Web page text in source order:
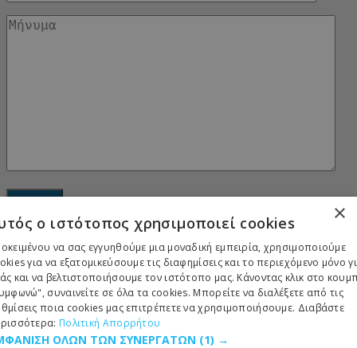
Login to Esolnet Hellas
Login Lost Password?
Reset Password
Enter the username or e-mail you used in your profile. A password reset link
×
ο ιστότοπος χρησιμοποιεί cookies
να σας εγγυηθούμε μια μοναδική εμπειρία, χρησιμοποιούμε
για να εξατομικεύσουμε τις διαφημίσεις και το περιεχόμενο μόνο
και να βελτιστοποιήσουμε τον ιστότοπο μας. Κάνοντας κλικ στο
συναινείτε σε όλα τα cookies. Μπορείτε να διαλέξετε από τις
ποια cookies μας επιτρέπετε να χρησιμοποιήσουμε. Διαβάστε
Πολιτική Απορρήτου
ΟΛΩΝ ΤΩΝ ΣΥΝΕΡΓΑΤΩΝ (1) →